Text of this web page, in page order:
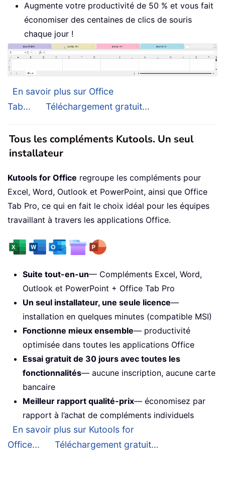
Augmente votre productivité de 50 % et vous fait
économiser des centaines de clics de souris
chaque jour !
En savoir plus sur Office
Tab...
Téléchargement gratuit...
Tous les compléments Kutools. Un seul
installateur
Kutools for Office regroupe les compléments pour
Excel, Word, Outlook et PowerPoint, ainsi que Office
Tab Pro, ce qui en fait le choix idéal pour les équipes
travaillant à travers les applications Office.
Suite tout-en-un— Compléments Excel, Word,
Outlook et PowerPoint + Office Tab Pro
Un seul installateur, une seule licence—
installation en quelques minutes (compatible MSI)
Fonctionne mieux ensemble— productivité
optimisée dans toutes les applications Office
Essai gratuit de 30 jours avec toutes les
fonctionnalités— aucune inscription, aucune carte
bancaire
Meilleur rapport qualité-prix— économisez par
rapport à l’achat de compléments individuels
En savoir plus sur Kutools for
Office...
Téléchargement gratuit…